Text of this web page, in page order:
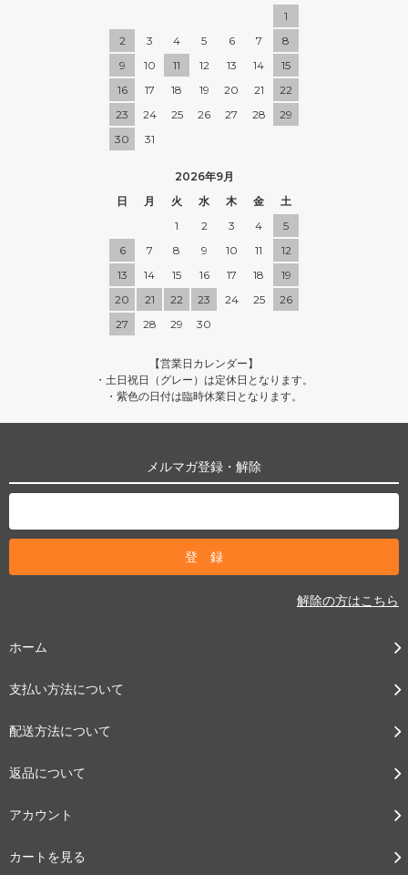
1
2
3 4 5 6 7
8
9
10 11 12 13 14
15
16
17 18 19 20 21
22
23
24 25 26 27 28
29
30
31
2026年9月
日
月 火 水 木 金
土
1
2 3 4
5
6
7 8 9 10 11
12
13
14 15 16 17 18
19
20
21 22 23 24 25
26
27
28 29 30
【営業日カレンダー】
・土日祝日（グレー）は定休日となります。
・紫色の日付は臨時休業日となります。
メルマガ登録・解除
解除の方はこちら
ホーム
支払い方法について
配送方法について
返品について
アカウント
カートを見る